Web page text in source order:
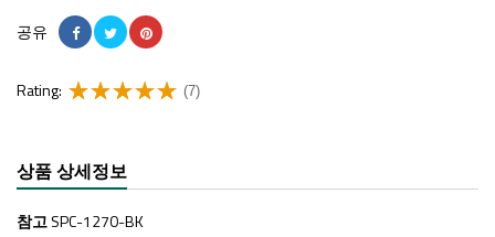
공유
Rating: (7)
상품 상세정보
참고SPC-1270-BK